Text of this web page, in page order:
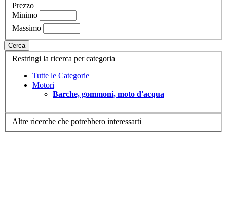
Prezzo
Minimo
Massimo
Cerca
Restringi la ricerca per categoria
Tutte le Categorie
Motori
Barche, gommoni, moto d'acqua
Altre ricerche che potrebbero interessarti